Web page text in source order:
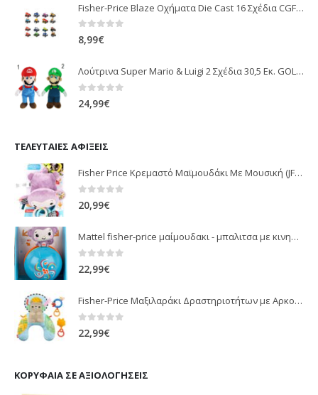
Fisher-Price Blaze Οχήματα Die Cast 16 Σχέδια CGF20
0 out of 5
8,99€
Λούτρινα Super Mario & Luigi 2 Σχέδια 30,5 Εκ. GOL13769
0 out of 5
24,99€
ΤΕΛΕΥΤΑΊΕΣ ΑΦΊΞΕΙΣ
Fisher Price Κρεμαστό Μαϊμουδάκι Με Μουσική (JFF02)
0 out of 5
20,99€
Mattel fisher-price μαίμουδακι - μπαλιτσα με κινηση JLB95
22,99€
Fisher-Price Μαξιλαράκι Δραστηριοτήτων με Αρκουδάκι (JHB44)
22,99€
ΚΟΡΥΦΑΊΑ ΣΕ ΑΞΙΟΛΟΓΉΣΕΙΣ